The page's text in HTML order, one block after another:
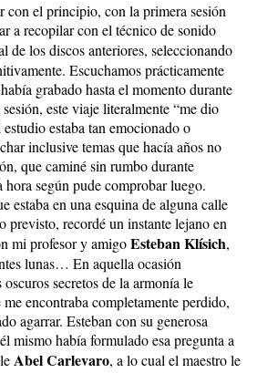
el principio, con la primera sesión
a recopilar con el técnico de sonido
de los discos anteriores, seleccionando
Escuchamos prácticamente
grabado hasta el momento durante
este viaje literalmente “me dio
estaba tan emocionado o
inclusive temas que hacía años no
que caminé sin rumbo durante
hora según pude comprobar luego.
estaba en una esquina de alguna calle
previsto, recordé un instante lejano en
mi profesor y amigoEsteban Klísich,
lunas… En aquella ocasión
secretos de la armonía le
encontraba completamente perdido,
agarrar. Esteban con su generosa
mismo había formulado esa pregunta a
Abel Carlevaro, a lo cual el maestro le